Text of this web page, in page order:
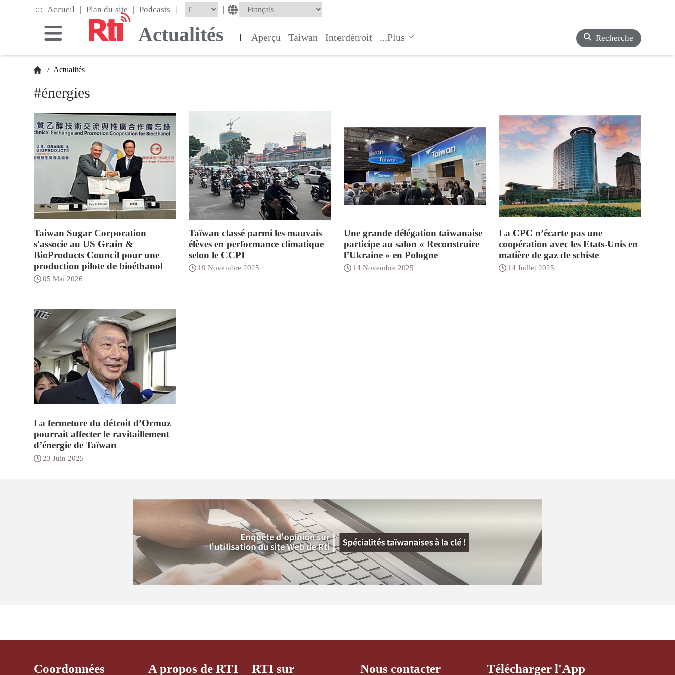
::: Accueil | Plan du site | Podcasts | |
Actualités | Aperçu Taiwan Interdétroit ...Plus Recherche
/ Actualités
#énergies
Taiwan Sugar Corporation
s'associe au US Grain &
BioProducts Council pour une
production pilote de bioéthanol
05 Mai 2026
Taïwan classé parmi les mauvais
élèves en performance climatique
selon le CCPI
19 Novembre 2025
Une grande délégation taïwanaise
participe au salon « Reconstruire
l’Ukraine » en Pologne
14 Novembre 2025
La CPC n’écarte pas une
coopération avec les Etats-Unis en
matière de gaz de schiste
14 Juillet 2025
La fermeture du détroit d’Ormuz
pourrait affecter le ravitaillement
d’énergie de Taïwan
23 Juin 2025
Coordonnées A propos de RTI RTI sur Nous contacter Télécharger l'App